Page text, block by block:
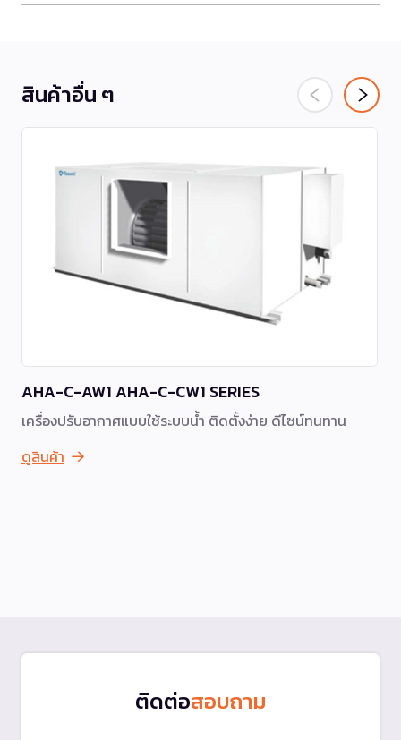
สินค้าอื่น ๆ
AHA-C-AW1 AHA-C-CW1 SERIES
เครื่องปรับอากาศแบบใช้ระบบน้ำ ติดตั้งง่าย ดีไซน์ทนทาน
ดูสินค้า
ติดต่อสอบถาม